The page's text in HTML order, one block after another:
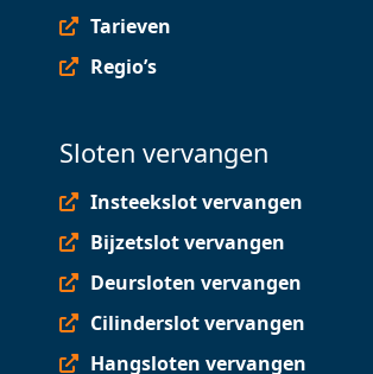
Tarieven
Regio’s
Sloten vervangen
Insteekslot vervangen
Bijzetslot vervangen
Deursloten vervangen
Cilinderslot vervangen
Hangsloten vervangen